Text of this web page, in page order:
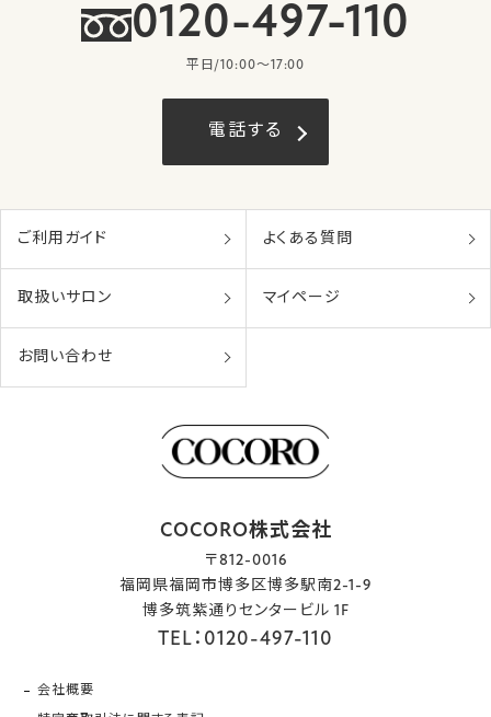
0120-497-110
平日/10:00〜17:00
電話する
ご利用ガイド よくある質問
取扱いサロン マイページ
お問い合わせ
COCORO株式会社
〒812-0016
福岡県福岡市博多区博多駅南2-1-9
博多筑紫通りセンタービル 1F
TEL：0120-497-110
会社概要